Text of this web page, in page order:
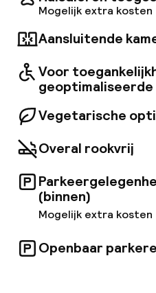
de bovenste
eten? Geniet van het
in het Axis Café,
Mogelijk extra kosten
Aansluitende
Voor
geoptimaliseerde
Vegetarische
Overal rookvrij
(binnen)
Mogelijk extra kosten
Openbaar